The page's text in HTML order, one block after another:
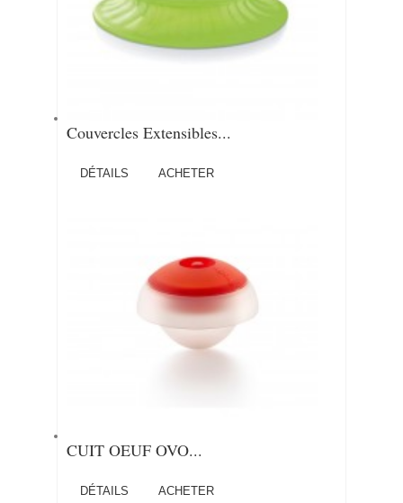
Couvercles Extensibles...
DÉTAILS ACHETER
CUIT OEUF OVO...
DÉTAILS ACHETER